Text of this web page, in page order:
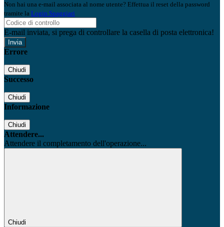
Non hai una e-mail associata al nome utente? Effettua il reset della password
tramite la Login Spaggiari
E-mail inviata, si prega di controllare la casella di posta elettronica!
Errore
Chiudi
Successo
Chiudi
Informazione
Chiudi
Attendere...
Attendere il completamento dell'operazione...
Chiudi